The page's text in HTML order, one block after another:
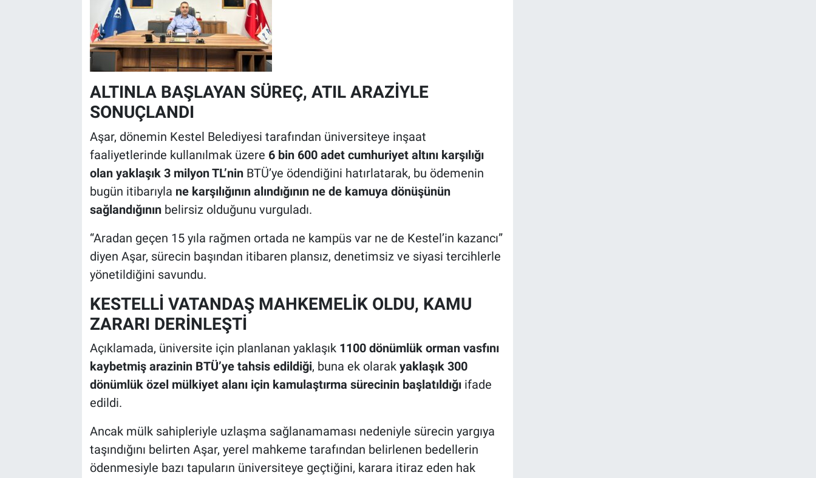
ALTINLA BAŞLAYAN SÜREÇ, ATIL ARAZİYLE
SONUÇLANDI
Aşar, dönemin Kestel Belediyesi tarafından üniversiteye inşaat
faaliyetlerinde kullanılmak üzere 6 bin 600 adet cumhuriyet altını karşılığı
olan yaklaşık 3 milyon TL’ninBTÜ’ye ödendiğini hatırlatarak, bu ödemenin
bugün itibarıyla ne karşılığının alındığının ne de kamuya dönüşünün
sağlandığınınbelirsiz olduğunu vurguladı.
“Aradan geçen 15 yıla rağmen ortada ne kampüs var ne de Kestel’in kazancı”
diyen Aşar, sürecin başından itibaren plansız, denetimsiz ve siyasi tercihlerle
yönetildiğini savundu.
KESTELLİ VATANDAŞ MAHKEMELİK OLDU, KAMU
ZARARI DERİNLEŞTİ
Açıklamada, üniversite için planlanan yaklaşık 1100 dönümlük orman vasfını
kaybetmiş arazinin BTÜ’ye tahsis edildiği, buna ek olarak yaklaşık 300
dönümlük özel mülkiyet alanı için kamulaştırma sürecinin başlatıldığıifade
edildi.
Ancak mülk sahipleriyle uzlaşma sağlanamaması nedeniyle sürecin yargıya
taşındığını belirten Aşar, yerel mahkeme tarafından belirlenen bedellerin
ödenmesiyle bazı tapuların üniversiteye geçtiğini, karara itiraz eden hak